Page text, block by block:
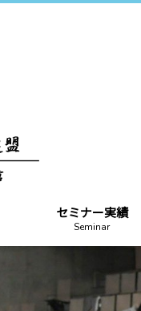
セミナー実績
Seminar